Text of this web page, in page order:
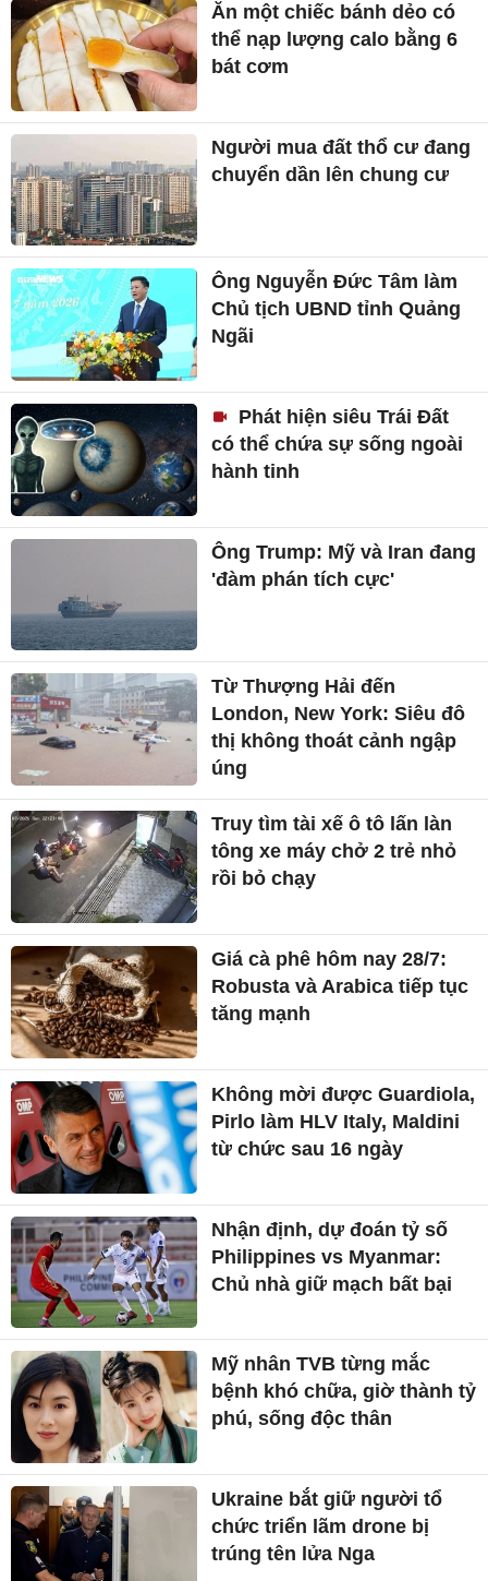
Ăn một chiếc bánh dẻo có
thể nạp lượng calo bằng 6
bát cơm
Người mua đất thổ cư đang
chuyển dần lên chung cư
Ông Nguyễn Đức Tâm làm
Chủ tịch UBND tỉnh Quảng
Ngãi
Phát hiện siêu Trái Đất
có thể chứa sự sống ngoài
hành tinh
Ông Trump: Mỹ và Iran đang
'đàm phán tích cực'
Từ Thượng Hải đến
London, New York: Siêu đô
thị không thoát cảnh ngập
úng
Truy tìm tài xế ô tô lấn làn
tông xe máy chở 2 trẻ nhỏ
rồi bỏ chạy
Giá cà phê hôm nay 28/7:
Robusta và Arabica tiếp tục
tăng mạnh
Không mời được Guardiola,
Pirlo làm HLV Italy, Maldini
từ chức sau 16 ngày
Nhận định, dự đoán tỷ số
Philippines vs Myanmar:
Chủ nhà giữ mạch bất bại
Mỹ nhân TVB từng mắc
bệnh khó chữa, giờ thành tỷ
phú, sống độc thân
Ukraine bắt giữ người tổ
chức triển lãm drone bị
trúng tên lửa Nga